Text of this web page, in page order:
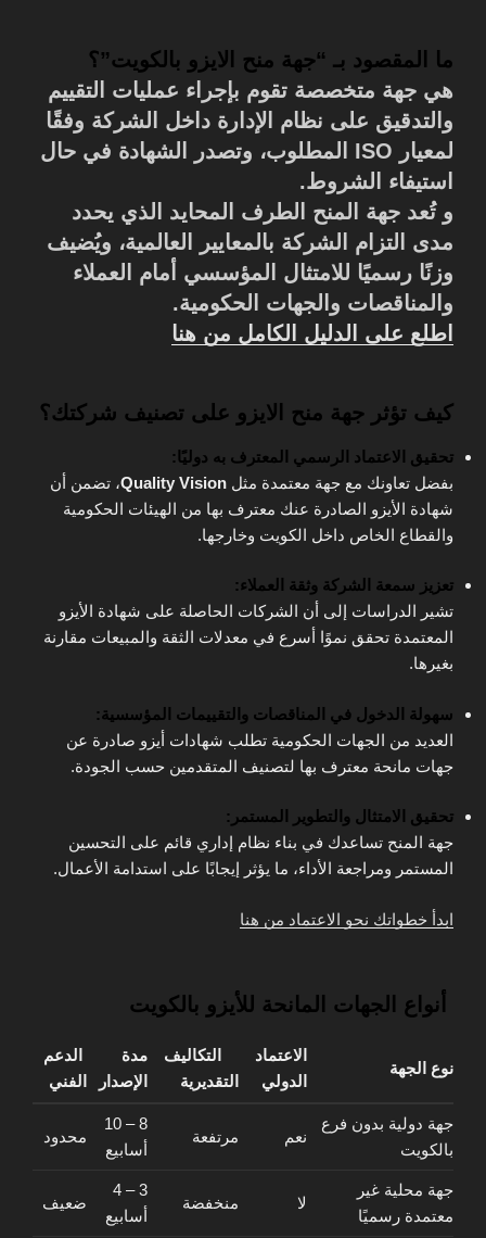
ما المقصود بـ “جهة منح الايزو بالكويت”؟
هي جهة متخصصة تقوم بإجراء عمليات التقييم
والتدقيق على نظام الإدارة داخل الشركة وفقًا
لمعيار ISO المطلوب، وتصدر الشهادة في حال
استيفاء الشروط.
و تُعد جهة المنح الطرف المحايد الذي يحدد
مدى التزام الشركة بالمعايير العالمية، ويُضيف
وزنًا رسميًا للامتثال المؤسسي أمام العملاء
والمناقصات والجهات الحكومية.
اطلع على الدليل الكامل من هنا
كيف تؤثر جهة منح الايزو على تصنيف شركتك؟
تحقيق الاعتماد الرسمي المعترف به دوليًا:
بفضل تعاونك مع جهة معتمدة مثل Quality Vision، تضمن أن
شهادة الأيزو الصادرة عنك معترف بها من الهيئات الحكومية
والقطاع الخاص داخل الكويت وخارجها.
تعزيز سمعة الشركة وثقة العملاء:
تشير الدراسات إلى أن الشركات الحاصلة على شهادة الأيزو
المعتمدة تحقق نموًا أسرع في معدلات الثقة والمبيعات مقارنة
بغيرها.
سهولة الدخول في المناقصات والتقييمات المؤسسية:
العديد من الجهات الحكومية تطلب شهادات أيزو صادرة عن
جهات مانحة معترف بها لتصنيف المتقدمين حسب الجودة.
تحقيق الامتثال والتطوير المستمر:
جهة المنح تساعدك في بناء نظام إداري قائم على التحسين
المستمر ومراجعة الأداء، ما يؤثر إيجابًا على استدامة الأعمال.
ابدأ خطواتك نحو الاعتماد من هنا
أنواع الجهات المانحة للأيزو بالكويت
نوع الجهة
الاعتماد
الدولي
التكاليف
التقديرية
مدة
الإصدار
الدعم
الفني
جهة دولية بدون فرع
بالكويت
نعم مرتفعة
8 – 10
أسابيع
محدود
جهة محلية غير
معتمدة رسميًا
لا منخفضة
3 – 4
أسابيع
ضعيف